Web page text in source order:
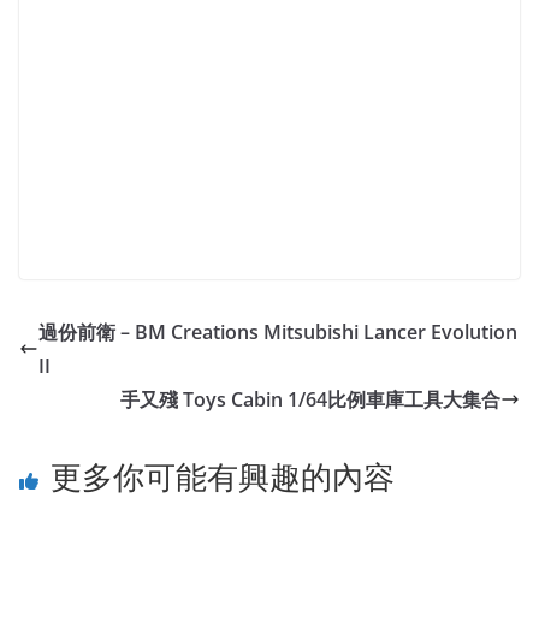
過份前衛 – BM Creations Mitsubishi Lancer Evolution
II
手又殘 Toys Cabin 1/64比例車庫工具大集合
更多你可能有興趣的內容